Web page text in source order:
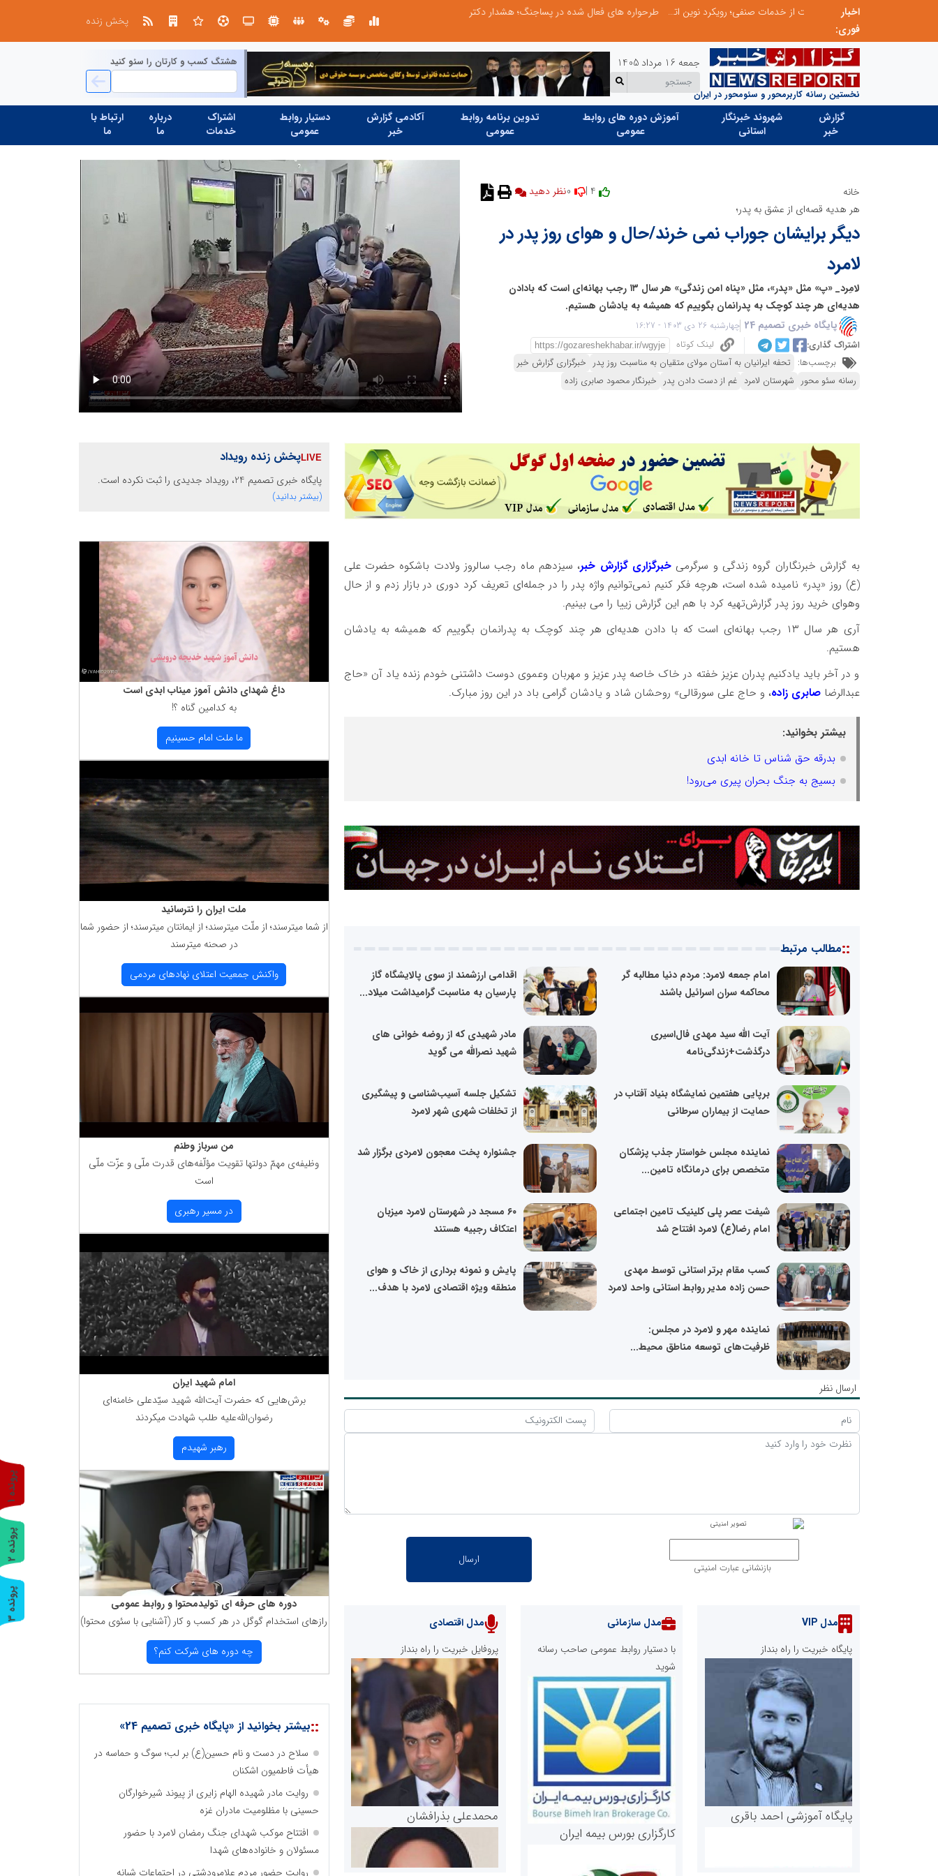
اخبار
فوری:
طرحواره های فعال شده در پساجنگ؛ هشدار دکتر یاراحمد: مراقب اخبار زرد و واکنش های هیجانی باشید
پخش زنده
نخستین رسانه کاربرمحور و سئومحور در ایران
جمعه 16 مرداد 1405 هشتگ کسب و کارتان را سئو کنید
گزارش
خبر
شهروند خبرنگار
استانی
آموزش دوره های روابط
عمومی
تدوین برنامه روابط
عمومی
آکادمی گزارش
خبر
دستیار روابط
عمومی
اشتراک
خدمات
درباره
ما
ارتباط با
ما
خانه
نظر دهید
هر هدیه‌ قصه‌ای از عشق به پدر؛
دیگر برایشان جوراب نمی خرند/حال و هوای روز پدر در
لامرد
لامِرد_ «پ» مثل «پدر»، مثل «پناه امن زندگی» هر سال ۱۳ رجب بهانه‌ای است که بادادن
هدیه‌ای هر چند کوچک به پدرانمان بگوییم که همیشه به یادشان هستیم.
پایگاه خبری تصمیم 24
چهارشنبه 26 دی 1403 - 16:27
اشتراک گذاری:
لینک کوتاه
برچسب‌ها: تحفه ایرانیان به آستان مولای متقیان به مناسبت روز پدر خبرگزاری گزارش خبر
رسانه سئو محور شهرستان لامرد غم از دست دادن پدر خبرنگار محمود صابری زاده
به گزارش خبرنگاران گروه زندگی و سرگرمی خبرگزاری گزارش‌ خبر، سیزدهم ماه رجب سالروز ولادت باشکوه حضرت علی
(ع) روز «پدر» نامیده شده است، هرچه فکر کنیم نمی‌توانیم واژه پدر را در جمله‌ای تعریف کرد دوری در بازار زدم و از حال
و‌هوای خرید روز پدر گزارش‌تهیه کرد با هم این گزارش زییا را می بینیم.
آری هر سال ۱۳ رجب بهانه‌ای است که با دادن هدیه‌ای هر چند کوچک به پدرانمان بگوییم که همیشه به یادشان
هستیم.
و در آخر باید یادکنیم پدران عزیز خفته در خاک خاصه پدر عزیز و مهربان و‌عموی دوست داشتنی خودم زنده یاد آن «حاج
عبدالرضا صابری زاده، و حاج علی سورقالی» روحشان شاد و یادشان گرامی باد در این روز مبارک.
بیشتر بخوانید:
بدرقه حق شناس تا خانه ابدی
بسیج به جنگ بحران پیری می‌رود!
::مطالب مرتبط
امام جمعه لامرد: مردم دنیا مطالبه گر
محاکمه سران اسرائیل باشند
اقدامی ارزشمند از سوی پالایشگاه گاز
پارسیان به مناسبت گرامیداشت میلاد...
آیت الله سید مهدی فال‌اسیری
درگذشت+زندگی‌نامه
مادر شهیدی که از روضه خوانی های
شهید نصرالله می گوید
برپایی هفتمین نمایشگاه بنیاد آفتاب در
حمایت از بیماران سرطانی
تشکیل جلسه آسیب‌شناسی و پیشگیری
از تخلفات شهری شهر لامرد
نماینده مجلس خواستار جذب پزشکان
متخصص برای درمانگاه تامین...
جشنواره پخت معجون لامردی برگزار شد
شیفت عصر پلی کلینیک تامین اجتماعی
امام رضا(ع) لامرد افتتاح شد
۶۰ مسجد در شهرستان لامرد میزبان
اعتکاف رجبیه هستند
کسب مقام برتر استانی توسط مهدی
حسن زاده مدیر روابط استانی واحد لامرد
پایش و نمونه برداری از خاک و هوای
منطقه ویژه اقتصادی لامرد با هدف...
نماینده مهر و لامرد در مجلس:
ظرفیت‌های توسعه مناطق محیط...
ارسال نظر
بازنشانی عبارت امنیتی
مدل VIP
پایگاه خبریت را راه بنداز
پایگاه آموزشی احمد باقری
مدل سازمانی
با دستیار روابط عمومی صاحب رسانه
شوید
کارگزاری بورس بیمه ایران
مدل اقتصادی
پروفایل خبریت را راه بنداز
محمدعلی بذرافشان
پخش زنده رویداد
پایگاه خبری تصمیم 24، رویداد جدیدی را ثبت نکرده است.
(بیشتر بدانید)
داغ شهدای دانش آموز میناب ابدی است
به كدامین گناه ؟!
ما ملت امام حسینیم
ملت ایران را نترسانید
از شما میترسند؛ از ملّت میترسند؛ از ایمانتان میترسند؛ از حضور شما
در صحنه میترسند
واكنش جمعیت اعتلای نهادهای مردمی
من سرباز وطنم
وظیفه‌ی مهمّ دولتها تقویت مؤلّفه‌های قدرت ملّی و عزّت ملّی
است
در مسیر رهبری
امام شهید ایران
برش‌هایی كه حضرت آیت‌الله شهید سیّدعلی خامنه‌ای
رضوان‌الله‌علیه طلب شهادت میكردند
رهبر شهیدم
دوره های حرفه ای تولیدمحتوا و روابط عمومی
رازهای استخدام گوگل در هر كسب و كار (آشنایی با سئوی محتوا)
چه دوره های شركت كنم؟
::بیشتر بخوانید از «پایگاه خبری تصمیم 24»
سلاح در دست و نام حسین(ع) بر لب؛ سوگ و حماسه در
هیأت فاطمیون اشکنان
روایت مادر شهیده الهام زایری از پیوند شیرخوارگان
حسینی با مظلومیت مادران غزه
افتتاح موکب شهدای جنگ رمضان لامرد با حضور
مسئولان و خانواده‌های شهدا
روایت حضور مردم علامرودشتی در اجتماعات شبانه
پ
ر
و
ن
د
ه
1
پ
ر
و
ن
د
ه
2
پ
ر
و
ن
د
ه
3